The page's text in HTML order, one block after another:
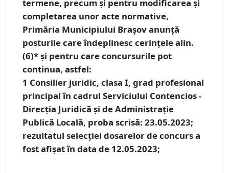
termene, precum și pentru modificarea și
completarea unor acte normative,
Primăria Municipiului Brașov anunță
posturile care îndeplinesc cerințele alin.
(6)* și pentru care concursurile pot
continua, astfel:
1 Consilier juridic, clasa I, grad profesional
principal în cadrul Serviciului Contencios -
Direcția Juridică și de Administrație
Publică Locală, proba scrisă: 23.05.2023;
rezultatul selecției dosarelor de concurs a
fost afișat în data de 12.05.2023;